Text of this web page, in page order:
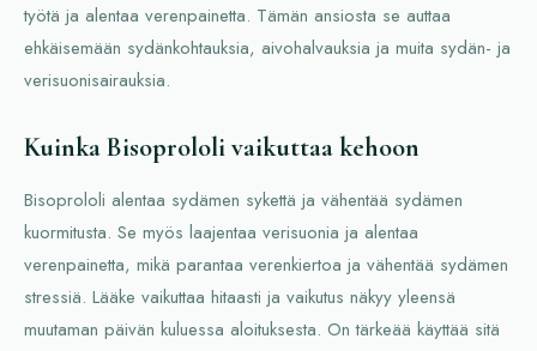
työtä ja alentaa verenpainetta. Tämän ansiosta se auttaa
ehkäisemään sydänkohtauksia, aivohalvauksia ja muita sydän- ja
verisuonisairauksia.
Kuinka Bisoprololi vaikuttaa kehoon
Bisoprololi alentaa sydämen sykettä ja vähentää sydämen
kuormitusta. Se myös laajentaa verisuonia ja alentaa
verenpainetta, mikä parantaa verenkiertoa ja vähentää sydämen
stressiä. Lääke vaikuttaa hitaasti ja vaikutus näkyy yleensä
muutaman päivän kuluessa aloituksesta. On tärkeää käyttää sitä